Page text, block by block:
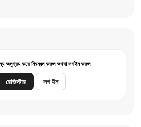
অনুগ্রহ করে নিবন্ধন করুন অথবা লগইন করুন
রেজিস্টার লগ ইন